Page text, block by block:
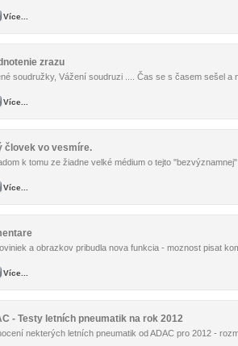
Více...
zrazu
soudružky, Vážení soudruzi .... Čas se s časem sešel
Více...
človek vo vesmíre.
k tomu ze žiadne velké médium o tejto
Více...
a obrazkov pribudla nova funkcia - moznost pisat
Více...
- Testy letních pneumatik na rok 2012
nekterých letních pneumatik od ADAC pro 2012 -